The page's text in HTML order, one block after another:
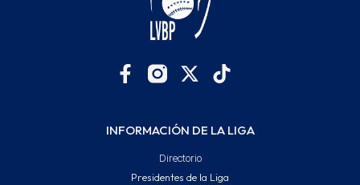
INFORMACIÓN DE LA LIGA
Directorio
Presidentes de la Liga